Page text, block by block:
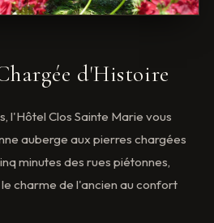
d'Histoire
l'Hôtel Clos Sainte Marie vous
auberge aux pierres chargées
minutes des rues piétonnes,
charme de l'ancien au confort